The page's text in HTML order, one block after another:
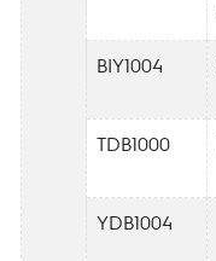
BIY1004
TDB1000
YDB1004